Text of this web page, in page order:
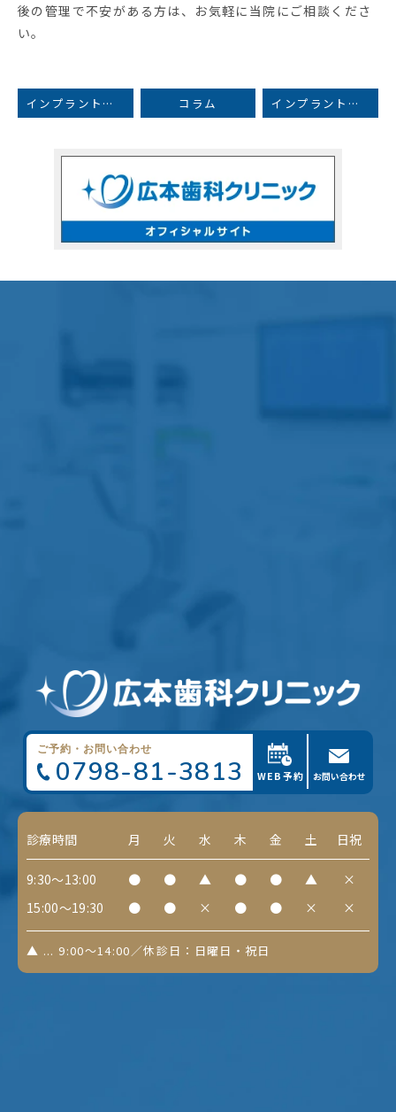
後の管理で不安がある方は、お気軽に当院にご相談くださ
い。
インプラントのリスク コラム インプラントの手術後に気をつけるべきことを解説
ご予約・お問い合わせ
0798-81-3813 WEB予約 お問い合わせ
診療時間 月 火 水 木 金 土 日祝
9:30～13:00 ● ● ▲ ● ● ▲
×
15:00～19:30
● ● × ● ● × ×
▲ ... 9:00～14:00／休診日：日曜日・祝日